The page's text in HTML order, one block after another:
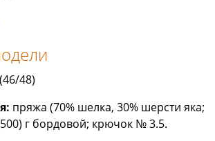
48)
пряжа (70% шелка, 30% шерсти яка;
г бордо­вой; крючок № 3.5.